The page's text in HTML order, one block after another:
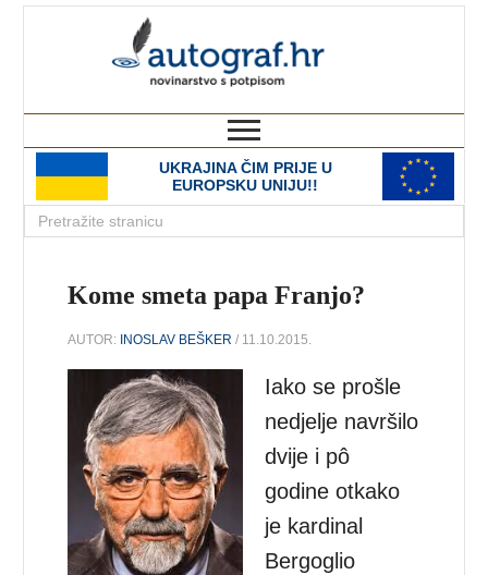
UKRAJINA ČIM PRIJE U
EUROPSKU UNIJU!!
Kome smeta papa Franjo?
AUTOR: INOSLAV BEŠKER / 11.10.2015.
Iako se prošle
nedjelje navršilo
dvije i pô
godine otkako
je kardinal
Bergoglio